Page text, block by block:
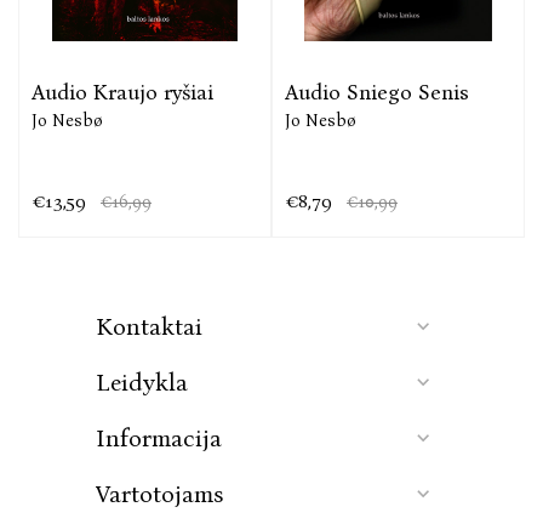
Audio Kraujo ryšiai
Jo Nesbø
€13,59 €16,99
Audio Sniego Senis
Jo Nesbø
€8,79 €10,99
Kontaktai
Leidykla
Informacija
Vartotojams